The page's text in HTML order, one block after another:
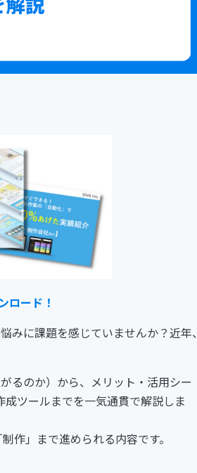
ロード！
みに課題を感じていませんか？近年、
るのか）から、メリット・活用シー
ツールまでを一気通貫で解説しま
作」まで進められる内容です。